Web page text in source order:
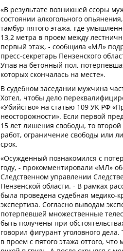
«В результате возникшей ссоры
состоянии алкогольного
тамбур пятого этажа, где
13,2 метра в проем между
первый этаж, - сообщила «МЛ»
пресс-секретарь Пензенского
Упав на бетонный пол,
которых скончалась на месте».
В судебном заседании мужчина
Хотел, чтобы дело
«Убийство» на статью 109 УК РФ
неосторожности». Если первой
15 лет лишения свободы, то
работ, ограничение свободы или
срок.
«Осужденный познакомился с
году, - прокомментировали «МЛ»
Следственном управлении
Пензенской области. - В рамках
была проведена судебная медико-
экспертиза. Согласно выводам
потерпевшей множественные
быть получены при
говорил фигурант уголовного
в проем с пятого этажа оттого, что